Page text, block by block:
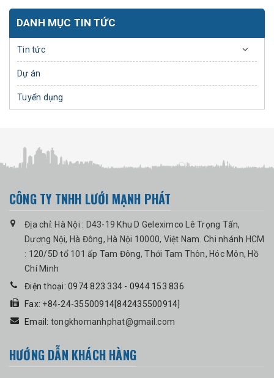
DANH MỤC TIN TỨC
Tin tức
Dự án
Tuyển dụng
CÔNG TY TNHH LƯỚI MẠNH PHÁT
Địa chỉ: Hà Nội : D43-19 Khu D Geleximco Lê Trọng Tấn,
Dương Nội, Hà Đông, Hà Nội 10000, Việt Nam. Chi nhánh HCM
: 120/5D tổ 101 ấp Tam Đông, Thới Tam Thôn, Hóc Môn, Hồ
Chí Minh
Điện thoại: 0974 823 334 - 0944 153 836
Fax: +84-24-35500914[842435500914]
Email: tongkhomanhphat@gmail.com
HƯỚNG DẪN KHÁCH HÀNG